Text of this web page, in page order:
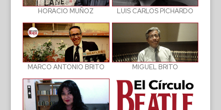
HORACIO MUÑOZ LUIS CARLOS PICHARDO
MARCO ANTONIO BRITO MIGUEL BRITO